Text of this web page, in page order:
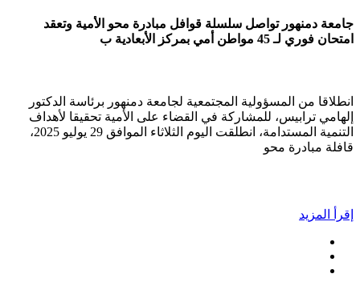
جامعة دمنهور تواصل سلسلة قوافل مبادرة محو الأمية وتعقد
امتحان فوري لـ 45 مواطن أمي بمركز الأبعادية ب
انطلاقا من المسؤولية المجتمعية لجامعة دمنهور برئاسة الدكتور
إلهامي ترابيس، للمشاركة في القضاء على الأمية تحقيقا لأهداف
التنمية المستدامة، انطلقت اليوم الثلاثاء الموافق 29 يوليو 2025،
قافلة مبادرة محو
إقرأ المزيد